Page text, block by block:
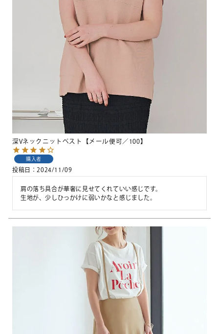
深Vネックニットベスト【メール便可／100】
購入者
投稿日 2024/11/09
肩の落ち具合が華奢に見せてくれていい感じです。
生地が、少しひっかけに弱いかなと感じました。